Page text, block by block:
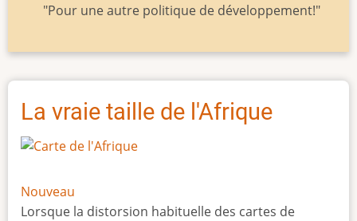
"Pour une autre politique de développement!"
La vraie taille de l'Afrique
Nouveau
Lorsque la distorsion habituelle des cartes de